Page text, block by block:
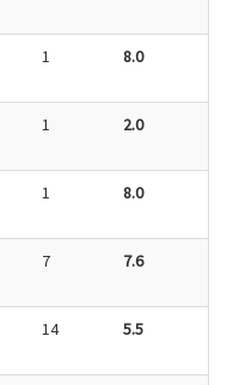
1 8.0
1 2.0
1 8.0
7 7.6
14 5.5